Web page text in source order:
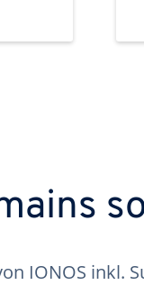
IONOS inkl.